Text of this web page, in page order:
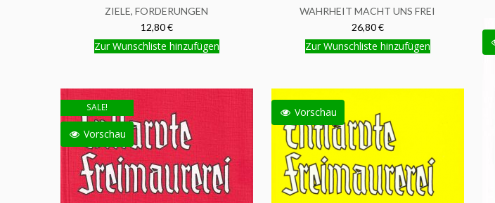
ZIELE, FORDERUNGEN
12,80 €
Zur Wunschliste hinzufügen
WAHRHEIT MACHT UNS FREI
26,80 €
Zur Wunschliste hinzufügen
SALE!
Vorschau
Vorschau